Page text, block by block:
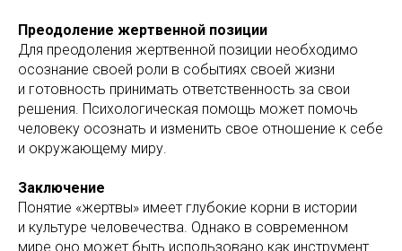
Преодоление жертвенной позиции
Для преодоления жертвенной позиции необходимо
осознание своей роли в событиях своей жизни
и готовность принимать ответственность за свои
решения. Психологическая помощь может помочь
человеку осознать и изменить свое отношение к себе
и окружающему миру.
Заключение
Понятие «жертвы» имеет глубокие корни в истории
и культуре человечества. Однако в современном
мире оно может быть использовано как инструмент